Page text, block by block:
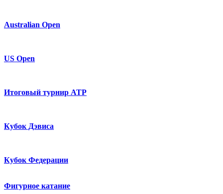
Australian Open
US Open
Итоговый турнир ATP
Кубок Дэвиса
Кубок Федерации
Фигурное катание